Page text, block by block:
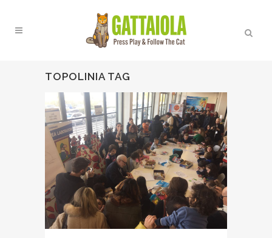
TOPOLINIA TAG